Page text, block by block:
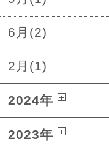
6月(2)
2月(1)
2024年
2023年